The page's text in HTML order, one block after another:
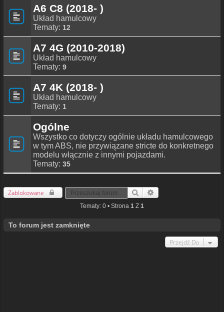
A6 C8 (2018- )
Układ hamulcowy
Tematy: 12
A7 4G (2010-2018)
Układ hamulcowy
Tematy: 9
A7 4K (2018- )
Układ hamulcowy
Tematy: 1
Ogólne
Wszystko co dotyczy ogólnie układu hamulcowego
w tym ABS, nie przywiązane stricte do konkretnego
modelu włącznie z innymi pojazdami.
Tematy: 35
Zablokowane Szukaj
Tematy: 0 • Strona 1 Z 1
To forum jest zamknięte
Przejdź Do